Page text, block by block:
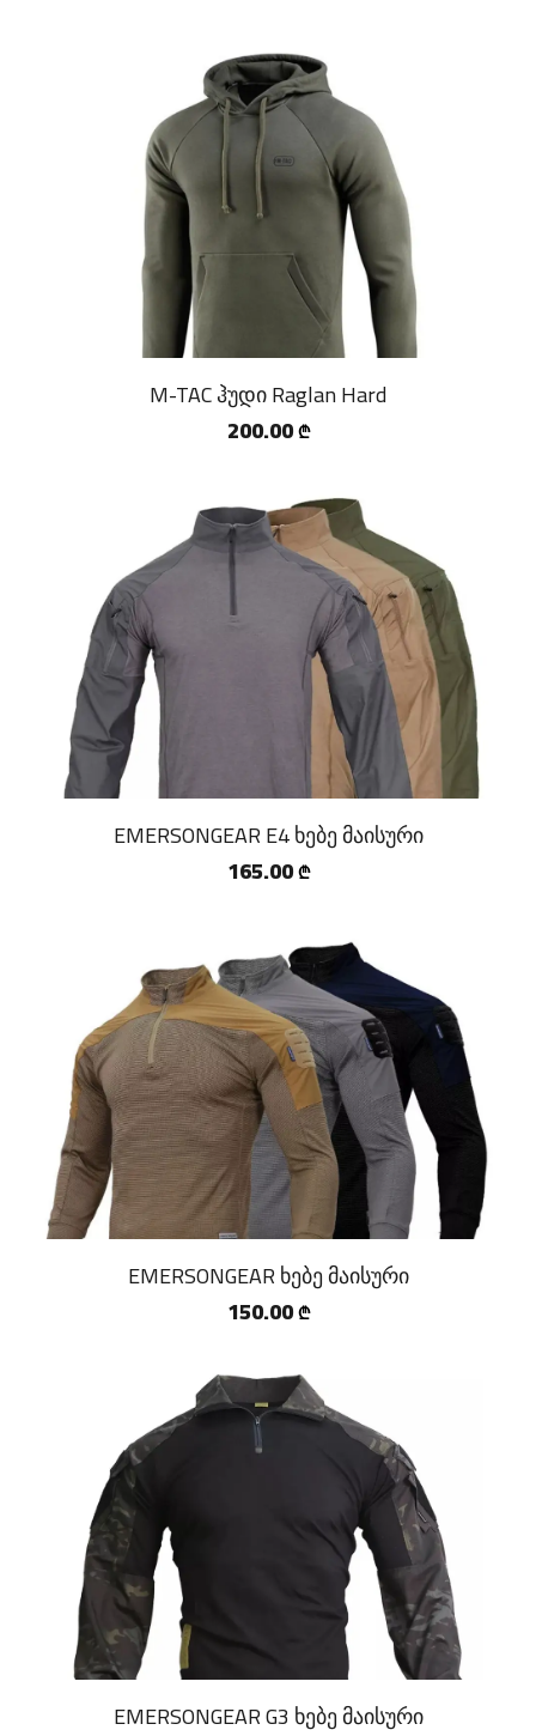
M-TAC ჰუდი Raglan Hard
200.00 ₾
EMERSONGEAR E4 ხებე მაისური
165.00 ₾
EMERSONGEAR ხებე მაისური
150.00 ₾
EMERSONGEAR G3 ხებე მაისური